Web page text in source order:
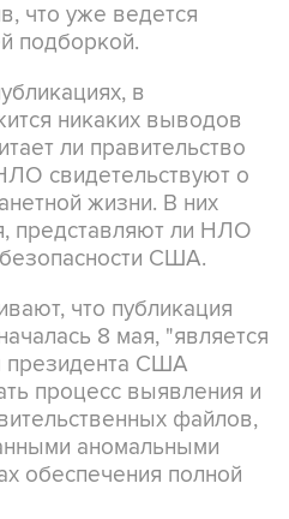
что уже ведется
подборкой.
в
никаких выводов
ли правительство
свидетельствуют о
жизни. В них
представляют ли НЛО
США.
что публикация
8 мая, "является
президента США
процесс выявления и
файлов,
аномальными
обеспечения полной